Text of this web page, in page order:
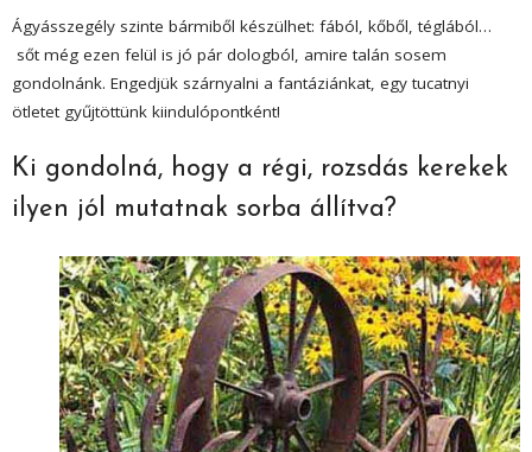
Ágyásszegély szinte bármiből készülhet: fából, kőből, téglából…
sőt még ezen felül is jó pár dologból, amire talán sosem
gondolnánk. Engedjük szárnyalni a fantáziánkat, egy tucatnyi
ötletet gyűjtöttünk kiindulópontként!
Ki gondolná, hogy a régi, rozsdás kerekek
ilyen jól mutatnak sorba állítva?